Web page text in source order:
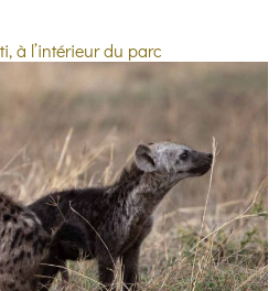
à l’intérieur du parc